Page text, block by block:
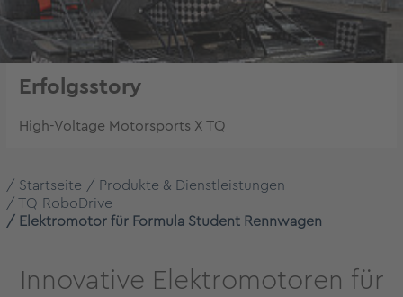
Erfolgsstory
High-Voltage Motorsports X TQ
Startseite
Produkte & Dienstleistungen
TQ-RoboDrive
Elektromotor für Formula Student Rennwagen
Innovative Elektromotoren für